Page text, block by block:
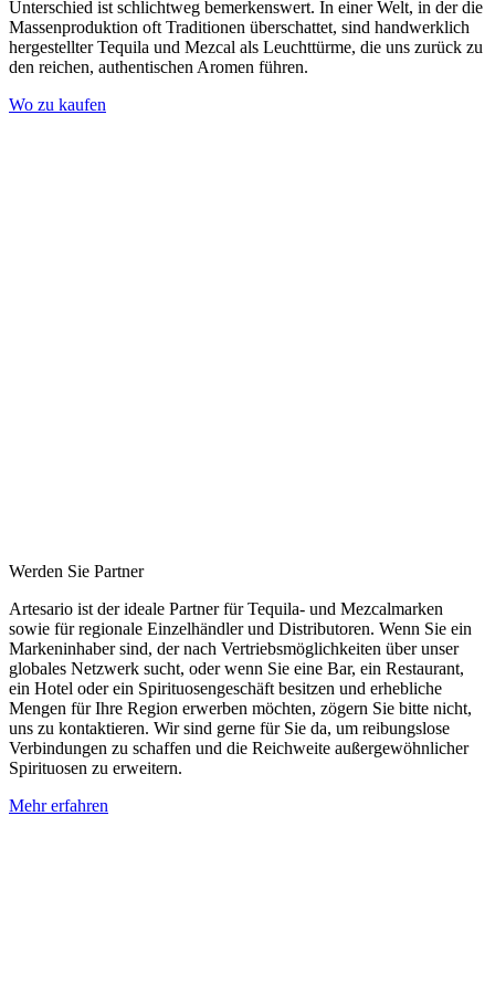
Unterschied ist schlichtweg bemerkenswert. In einer Welt, in der die
Massenproduktion oft Traditionen überschattet, sind handwerklich
hergestellter Tequila und Mezcal als Leuchttürme, die uns zurück zu
den reichen, authentischen Aromen führen.
Wo zu kaufen
Werden Sie Partner
Artesario ist der ideale Partner für Tequila- und Mezcalmarken
sowie für regionale Einzelhändler und Distributoren. Wenn Sie ein
Markeninhaber sind, der nach Vertriebsmöglichkeiten über unser
globales Netzwerk sucht, oder wenn Sie eine Bar, ein Restaurant,
ein Hotel oder ein Spirituosengeschäft besitzen und erhebliche
Mengen für Ihre Region erwerben möchten, zögern Sie bitte nicht,
uns zu kontaktieren. Wir sind gerne für Sie da, um reibungslose
Verbindungen zu schaffen und die Reichweite außergewöhnlicher
Spirituosen zu erweitern.
Mehr erfahren